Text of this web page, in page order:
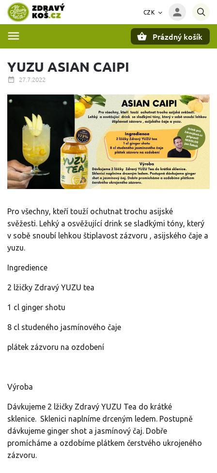
CZK
Prázdný košík
YUZU ASIAN CAIPI
27.7.2022
Pro všechny, kteří touží ochutnat trochu asijské
svěžesti. Lehký a osvěžující drink se sladkými tóny, který
v sobě snoubí lehkou štiplavost zázvoru , asijského čaje a
yuzu.
Ingredience
2 lžičky Zdravý YUZU tea
1 cl ginger shotu
8 cl studeného jasmínového čaje
plátek zázvoru na ozdobení
Výroba
Dávkujeme 2 lžičky Zdravý YUZU Tea do krátké
sklenice. Sklenici naplníme drceným ledem. Postupně
dávkujeme ginger shot a jasmínový čaj. Dobře
promícháme a ozdobíme plátkem čerstvého ukrojeného
zázvoru.